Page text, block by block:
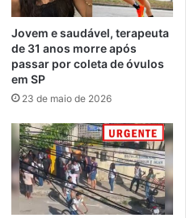
Jovem e saudável, terapeuta
de 31 anos morre após
passar por coleta de óvulos
em SP
23 de maio de 2026